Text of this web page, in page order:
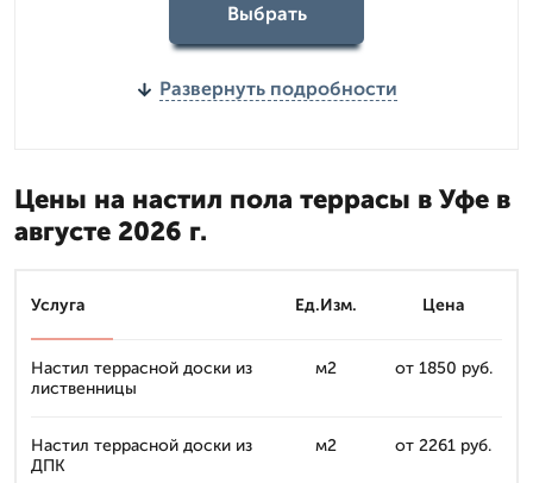
Выбрать
Развернуть подробности
Цены на настил пола террасы в Уфе в
августе 2026 г.
Услуга Ед.Изм. Цена
Настил террасной доски из
лиственницы
м2 от 1850 руб.
Настил террасной доски из
ДПК
м2 от 2261 руб.